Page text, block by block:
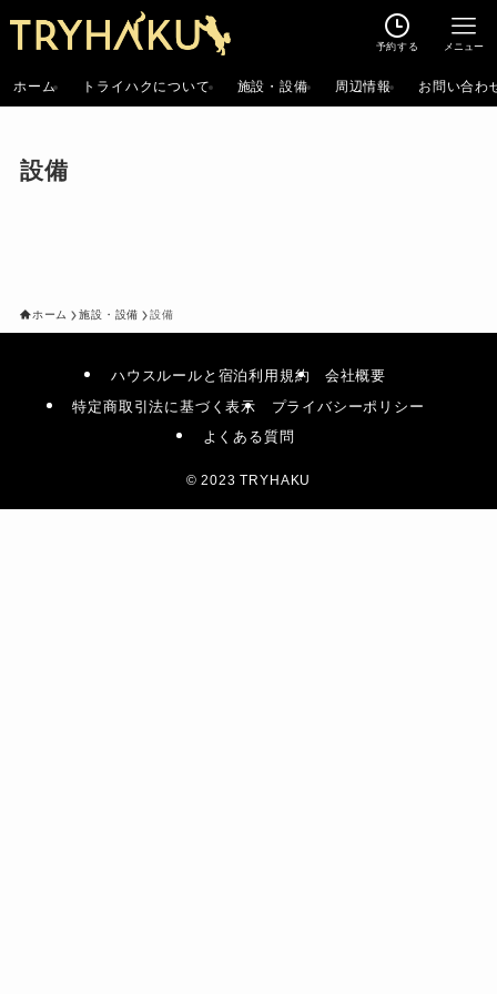
予約する メニュー
ホーム トライハクについて 施設・設備 周辺情報 お問い合わ
設備
ホーム 施設・設備 設備
ハウスルールと宿泊利用規約
会社概要
特定商取引法に基づく表示
プライバシーポリシー
よくある質問
© 2023 TRYHAKU